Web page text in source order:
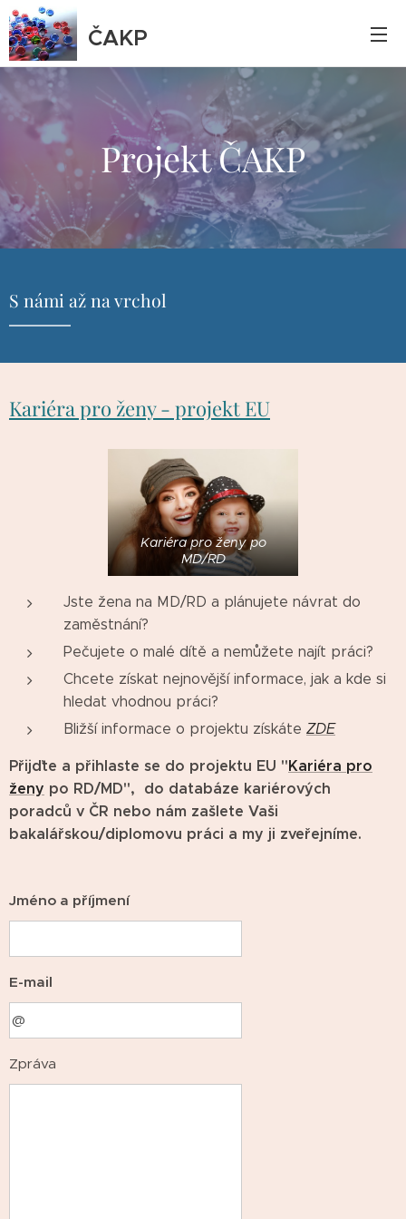
ČAKP
Projekt ČAKP
S námi až na vrchol
Kariéra pro ženy - projekt EU
Kariéra pro ženy po
MD/RD
Jste žena na MD/RD a plánujete návrat do
zaměstnání?
Pečujete o malé dítě a nemůžete najít práci?
Chcete získat nejnovější informace, jak a kde si
hledat vhodnou práci?
Bližší informace o projektu získáte ZDE
Přijďte a přihlaste se do projektu EU "Kariéra pro
ženy po RD/MD", do databáze kariérových
poradců v ČR nebo nám zašlete Vaši
bakalářskou/diplomovu práci a my ji zveřejníme.
Jméno a příjmení
E-mail
Zpráva